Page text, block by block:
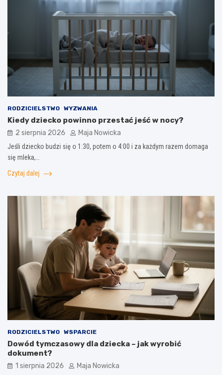
RODZICIELSTWO WYZWANIA
Kiedy dziecko powinno przestać jeść w nocy?
2 sierpnia 2026 Maja Nowicka
Jeśli dziecko budzi się o 1:30, potem o 4:00 i za każdym razem domaga
się mleka,…
Czytaj dalej
RODZICIELSTWO WSPARCIE
Dowód tymczasowy dla dziecka – jak wyrobić
dokument?
1 sierpnia 2026 Maja Nowicka